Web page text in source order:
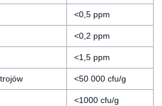
<0,5 ppm
<0,2 ppm
<1,5 ppm
<50 000 cfu/g
<1000 cfu/g